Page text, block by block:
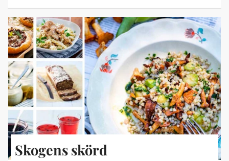
Skogens skörd